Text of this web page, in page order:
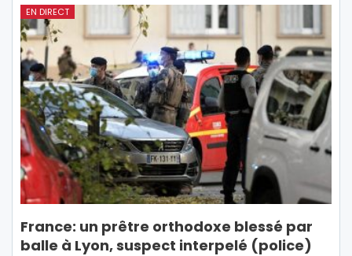
EN DIRECT
France: un prêtre orthodoxe blessé par
balle à Lyon, suspect interpelé (police)